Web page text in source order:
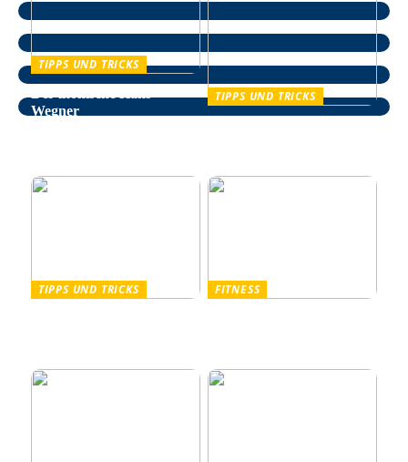
TIPPS UND TRICKS
Wegner
TIPPS UND TRICKS
TIPPS UND TRICKS
FITNESS